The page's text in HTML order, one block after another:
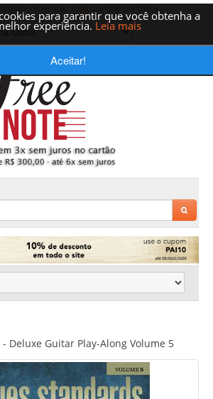
para garantir que você obtenha a
experiência. Leia mais
Aceitar!
- Deluxe Guitar Play-Along Volume 5